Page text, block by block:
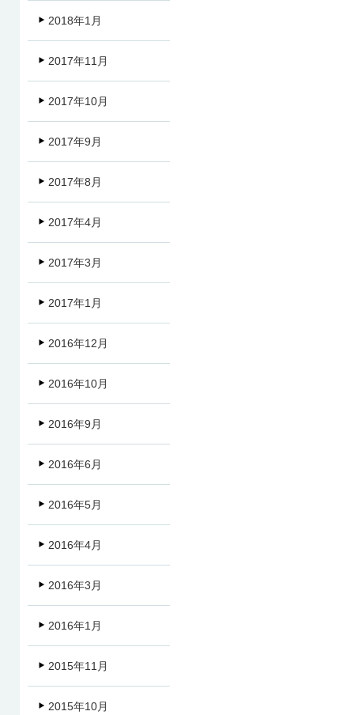
2018年1月
2017年11月
2017年10月
2017年9月
2017年8月
2017年4月
2017年3月
2017年1月
2016年12月
2016年10月
2016年9月
2016年6月
2016年5月
2016年4月
2016年3月
2016年1月
2015年11月
2015年10月